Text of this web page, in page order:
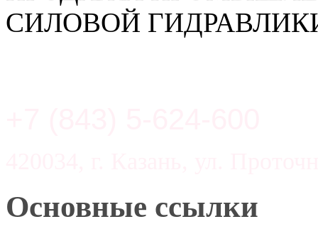
СИЛОВОЙ
Основные ссылки